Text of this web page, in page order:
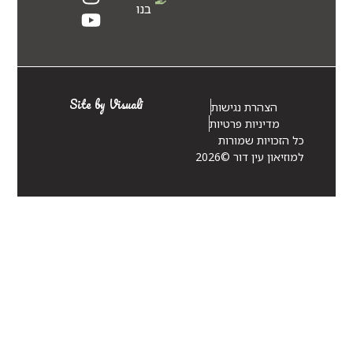
הצהרת נגישות
מדיניות פרטיות
כל הזכויות שמורות
למוזיאון עין דור ©2026
Site by Visuali